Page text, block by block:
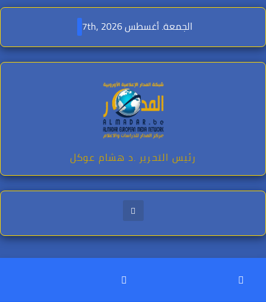
Skip
content
الجمعة. أغسطس 7th, 2026
رئيس التحرير .د هشام عوكل